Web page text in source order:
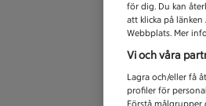
för dig. Du kan
att klicka på
Webbplats. Mer
Vi och våra
Lagra och/eller få
profiler för